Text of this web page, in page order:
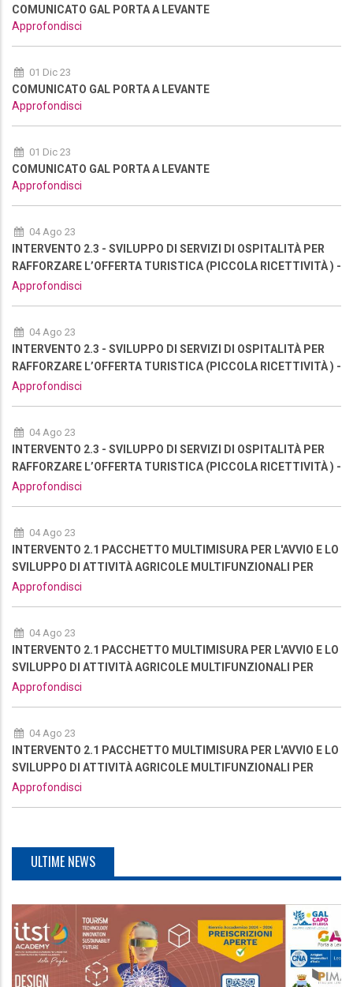
COMUNICATO GAL PORTA A LEVANTE
Approfondisci
01 Dic 23
COMUNICATO GAL PORTA A LEVANTE
Approfondisci
01 Dic 23
COMUNICATO GAL PORTA A LEVANTE
Approfondisci
04 Ago 23
INTERVENTO 2.3 - SVILUPPO DI SERVIZI DI OSPITALITÀ PER
RAFFORZARE L’OFFERTA TURISTICA (PICCOLA RICETTIVITÀ ) -
NUOVA RIAPERTURA
Approfondisci
04 Ago 23
INTERVENTO 2.3 - SVILUPPO DI SERVIZI DI OSPITALITÀ PER
RAFFORZARE L’OFFERTA TURISTICA (PICCOLA RICETTIVITÀ ) -
NUOVA RIAPERTURA
Approfondisci
04 Ago 23
INTERVENTO 2.3 - SVILUPPO DI SERVIZI DI OSPITALITÀ PER
RAFFORZARE L’OFFERTA TURISTICA (PICCOLA RICETTIVITÀ ) -
NUOVA RIAPERTURA
Approfondisci
04 Ago 23
INTERVENTO 2.1 PACCHETTO MULTIMISURA PER L'AVVIO E LO
SVILUPPO DI ATTIVITÀ AGRICOLE MULTIFUNZIONALI PER
RAFFORZARE L’OFFERTA TURISTICA DELL'AREA - NUOVA
Approfondisci
04 Ago 23
INTERVENTO 2.1 PACCHETTO MULTIMISURA PER L'AVVIO E LO
SVILUPPO DI ATTIVITÀ AGRICOLE MULTIFUNZIONALI PER
RAFFORZARE L’OFFERTA TURISTICA DELL'AREA - NUOVA
Approfondisci
04 Ago 23
INTERVENTO 2.1 PACCHETTO MULTIMISURA PER L'AVVIO E LO
SVILUPPO DI ATTIVITÀ AGRICOLE MULTIFUNZIONALI PER
RAFFORZARE L’OFFERTA TURISTICA DELL'AREA - NUOVA
Approfondisci
ULTIME NEWS